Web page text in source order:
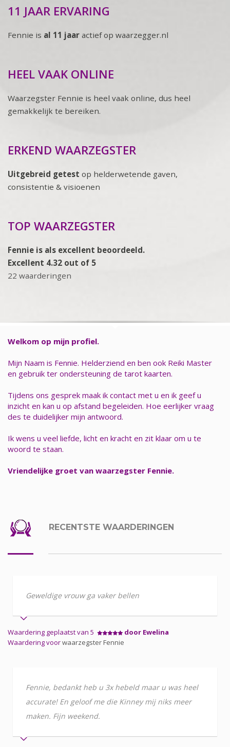
11 JAAR ERVARING
Fennie is al 11 jaar actief op waarzegger.nl
HEEL VAAK ONLINE
Waarzegster Fennie is heel vaak online, dus heel
gemakkelijk te bereiken.
ERKEND WAARZEGSTER
Uitgebreid getest op helderwetende gaven,
consistentie & visioenen
TOP WAARZEGSTER
Fennie is als excellent beoordeeld.
Excellent 4.32 out of 5
22 waarderingen
Welkom op mijn profiel.
Mijn Naam is Fennie. Helderziend en ben ook Reiki Master
en gebruik ter ondersteuning de tarot kaarten.
Tijdens ons gesprek maak ik contact met u en ik geef u
inzicht en kan u op afstand begeleiden. Hoe eerlijker vraag
des te duidelijker mijn antwoord.
Ik wens u veel liefde, licht en kracht en zit klaar om u te
woord te staan.
Vriendelijke groet van waarzegster Fennie.
RECENTSTE WAARDERINGEN
Geweldige vrouw ga vaker bellen
Waardering geplaatst van 5
door Ewelina
Waardering voorwaarzegster Fennie
Fennie, bedankt heb u 3x hebeld maar u was heel
accurate! En geloof me die Kinney mij niks meer
maken. Fijn weekend.